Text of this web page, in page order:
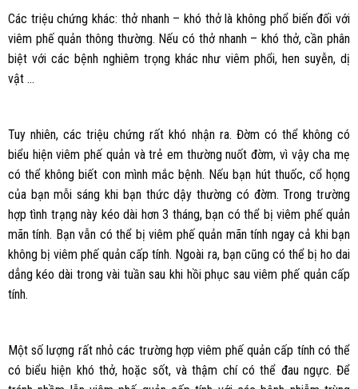
Các triệu chứng khác: thở nhanh – khó thở là không phổ biến đối với
viêm phế quản thông thường. Nếu có thở nhanh – khó thở, cần phân
biệt với các bệnh nghiêm trọng khác như viêm phổi, hen suyễn, dị
vật …
Tuy nhiên, các triệu chứng rất khó nhận ra. Đờm có thể không có
biểu hiện viêm phế quản và trẻ em thường nuốt đờm, vì vậy cha mẹ
có thể không biết con mình mắc bệnh. Nếu bạn hút thuốc, cổ họng
của bạn mỗi sáng khi bạn thức dậy thường có đờm. Trong trường
hợp tình trạng này kéo dài hơn 3 tháng, bạn có thể bị viêm phế quản
mãn tính. Bạn vẫn có thể bị viêm phế quản mãn tính ngay cả khi bạn
không bị viêm phế quản cấp tính. Ngoài ra, bạn cũng có thể bị ho dai
dẳng kéo dài trong vài tuần sau khi hồi phục sau viêm phế quản cấp
tính.
Một số lượng rất nhỏ các trường hợp viêm phế quản cấp tính có thể
có biểu hiện khó thở, hoặc sốt, và thậm chí có thể đau ngực. Để